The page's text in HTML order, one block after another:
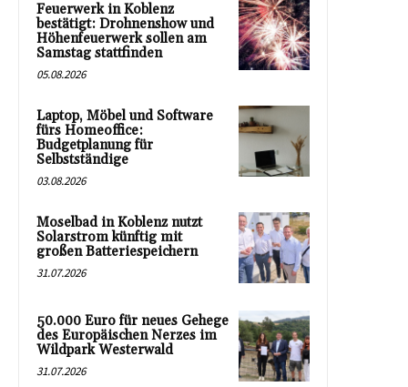
Feuerwerk in Koblenz
bestätigt: Drohnenshow und
Höhenfeuerwerk sollen am
Samstag stattfinden
05.08.2026
Laptop, Möbel und Software
fürs Homeoffice:
Budgetplanung für
Selbstständige
03.08.2026
Moselbad in Koblenz nutzt
Solarstrom künftig mit
großen Batteriespeichern
31.07.2026
50.000 Euro für neues Gehege
des Europäischen Nerzes im
Wildpark Westerwald
31.07.2026